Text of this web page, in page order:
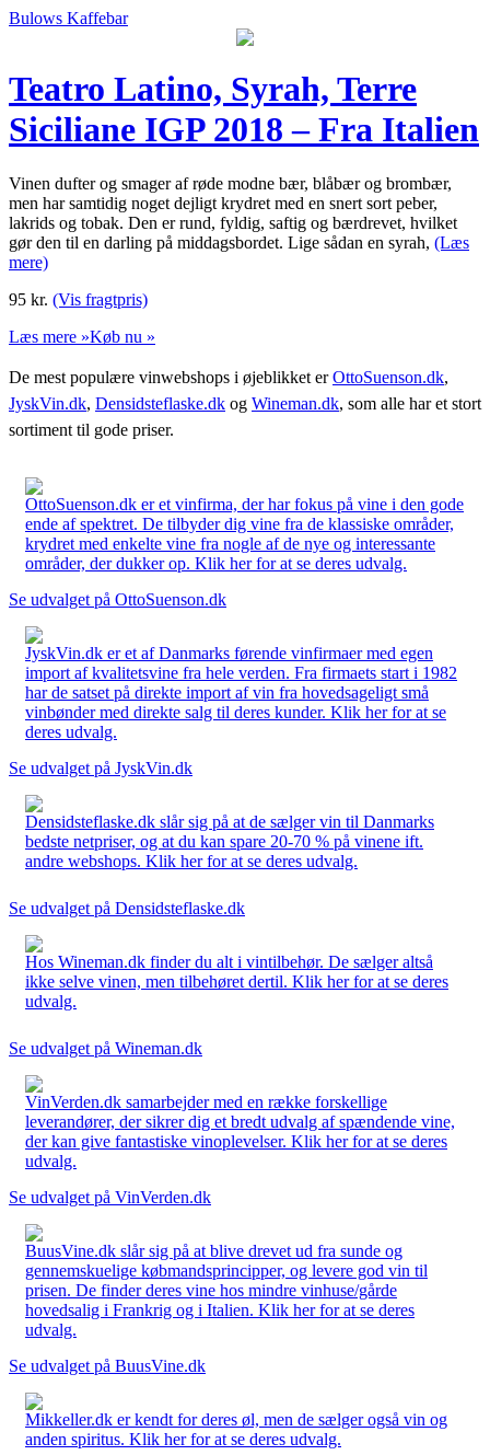
Bulows Kaffebar
Teatro Latino, Syrah, Terre
Siciliane IGP 2018 – Fra Italien
Vinen dufter og smager af røde modne bær, blåbær og brombær,
men har samtidig noget dejligt krydret med en snert sort peber,
lakrids og tobak. Den er rund, fyldig, saftig og bærdrevet, hvilket
gør den til en darling på middagsbordet. Lige sådan en syrah, (Læs
mere)
95 kr. (Vis fragtpris)
Læs mere »Køb nu »
De mest populære vinwebshops i øjeblikket erOttoSuenson.dk,
JyskVin.dk, Densidsteflaske.dk og Wineman.dk, som alle har et stort
sortiment til gode priser.
OttoSuenson.dk er et vinfirma, der har fokus på vine i den gode
ende af spektret. De tilbyder dig vine fra de klassiske områder,
krydret med enkelte vine fra nogle af de nye og interessante
områder, der dukker op. Klik her for at se deres udvalg.
Se udvalget på OttoSuenson.dk
JyskVin.dk er et af Danmarks førende vinfirmaer med egen
import af kvalitetsvine fra hele verden. Fra firmaets start i 1982
har de satset på direkte import af vin fra hovedsageligt små
vinbønder med direkte salg til deres kunder. Klik her for at se
deres udvalg.
Se udvalget på JyskVin.dk
Densidsteflaske.dk slår sig på at de sælger vin til Danmarks
bedste netpriser, og at du kan spare 20-70 % på vinene ift.
andre webshops. Klik her for at se deres udvalg.
Se udvalget på Densidsteflaske.dk
Hos Wineman.dk finder du alt i vintilbehør. De sælger altså
ikke selve vinen, men tilbehøret dertil. Klik her for at se deres
udvalg.
Se udvalget på Wineman.dk
VinVerden.dk samarbejder med en række forskellige
leverandører, der sikrer dig et bredt udvalg af spændende vine,
der kan give fantastiske vinoplevelser. Klik her for at se deres
udvalg.
Se udvalget på VinVerden.dk
BuusVine.dk slår sig på at blive drevet ud fra sunde og
gennemskuelige købmandsprincipper, og levere god vin til
prisen. De finder deres vine hos mindre vinhuse/gårde
hovedsalig i Frankrig og i Italien. Klik her for at se deres
udvalg.
Se udvalget på BuusVine.dk
Mikkeller.dk er kendt for deres øl, men de sælger også vin og
anden spiritus. Klik her for at se deres udvalg.